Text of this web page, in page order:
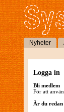
Nyheter
Logga in
Bli medlem
För att
Är du redan